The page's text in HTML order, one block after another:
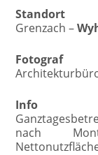
Standort
Grenzach –
Fotograf
Info
nach